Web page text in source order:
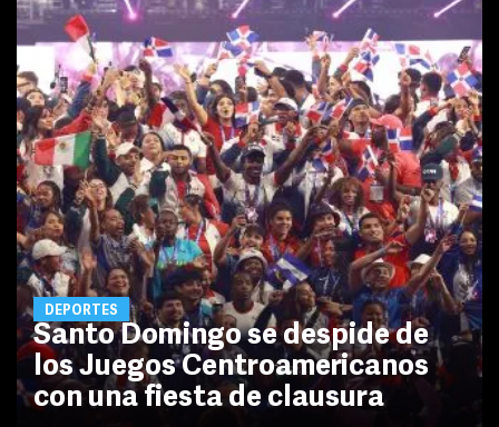
DEPORTES
Santo Domingo se despide de
los Juegos Centroamericanos
con una fiesta de clausura